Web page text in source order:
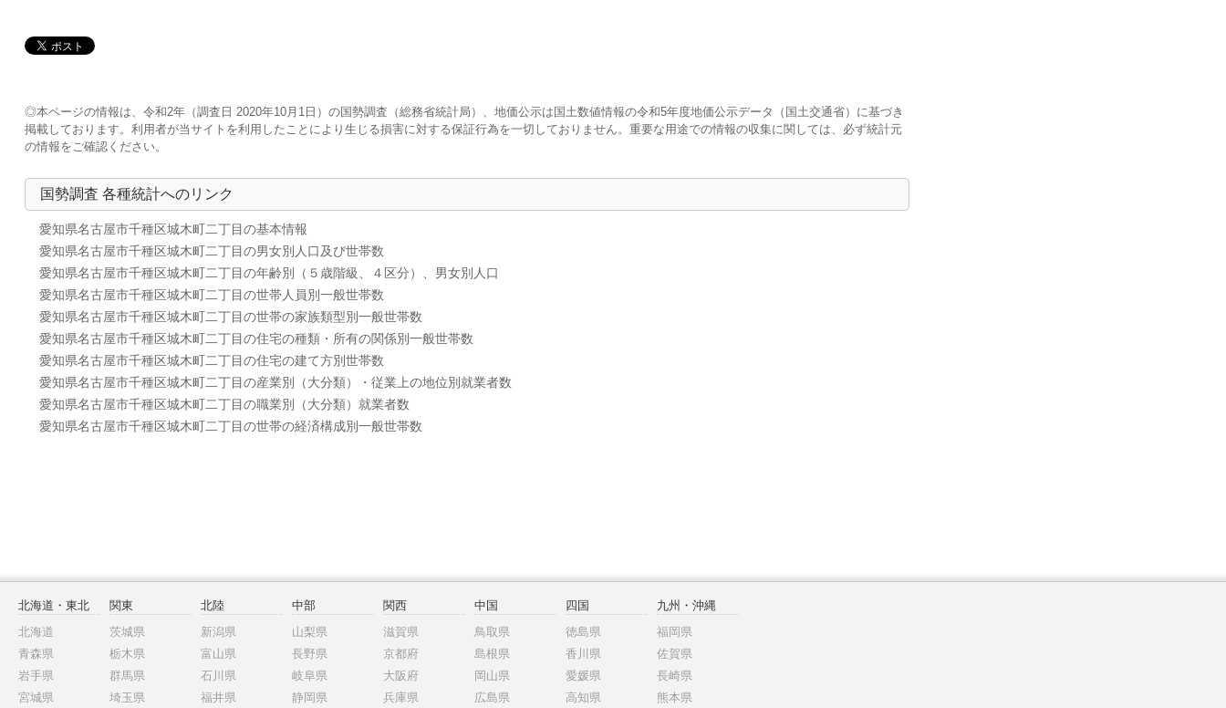
◎本ページの情報は、令和2年（調査日 2020年10月1日）の国勢調査（総務省統計局）、地価公示は国土数値情報の令和5年度地価公示データ（国土交通省）に基づき
掲載しております。利用者が当サイトを利用したことにより生じる損害に対する保証行為を一切しておりません。重要な用途での情報の収集に関しては、必ず統計元
の情報をご確認ください。
国勢調査 各種統計へのリンク
愛知県名古屋市千種区城木町二丁目の基本情報
愛知県名古屋市千種区城木町二丁目の男女別人口及び世帯数
愛知県名古屋市千種区城木町二丁目の年齢別（５歳階級、４区分）、男女別人口
愛知県名古屋市千種区城木町二丁目の世帯人員別一般世帯数
愛知県名古屋市千種区城木町二丁目の世帯の家族類型別一般世帯数
愛知県名古屋市千種区城木町二丁目の住宅の種類・所有の関係別一般世帯数
愛知県名古屋市千種区城木町二丁目の住宅の建て方別世帯数
愛知県名古屋市千種区城木町二丁目の産業別（大分類）・従業上の地位別就業者数
愛知県名古屋市千種区城木町二丁目の職業別（大分類）就業者数
愛知県名古屋市千種区城木町二丁目の世帯の経済構成別一般世帯数
北海道・東北
北海道
青森県
岩手県
宮城県
関東
茨城県
栃木県
群馬県
埼玉県
北陸
新潟県
富山県
石川県
福井県
中部
山梨県
長野県
岐阜県
静岡県
関西
滋賀県
京都府
大阪府
兵庫県
中国
鳥取県
島根県
岡山県
広島県
四国
徳島県
香川県
愛媛県
高知県
九州・沖縄
福岡県
佐賀県
長崎県
熊本県